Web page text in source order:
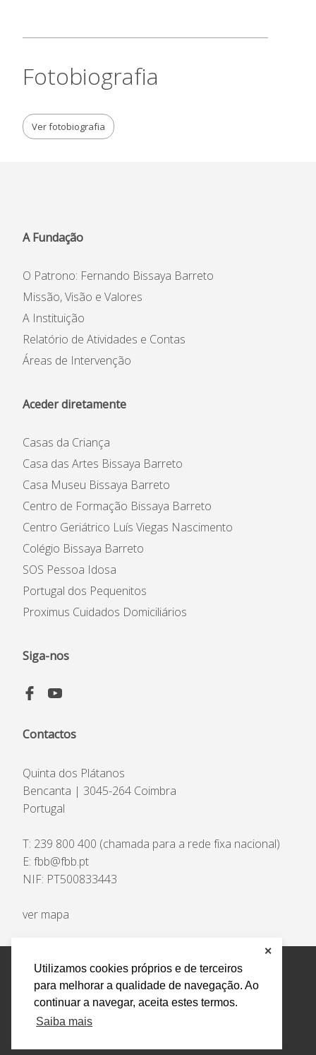
Utilizamos cookies próprios e de terceiros
para melhorar a qualidade de navegação. Ao
continuar a navegar, aceita estes termos.
Saiba mais
✕
Fotobiografia
Ver fotobiografia
A Fundação
O Patrono: Fernando Bissaya Barreto
Missão, Visão e Valores
A Instituição
Relatório de Atividades e Contas
Áreas de Intervenção
Aceder diretamente
Casas da Criança
Casa das Artes Bissaya Barreto
Casa Museu Bissaya Barreto
Centro de Formação Bissaya Barreto
Centro Geriátrico Luís Viegas Nascimento
Colégio Bissaya Barreto
SOS Pessoa Idosa
Portugal dos Pequenitos
Proximus Cuidados Domiciliários
Siga-nos
Contactos
Quinta dos Plátanos
Bencanta | 3045-264 Coimbra
Portugal
T: 239 800 400 (chamada para a rede fixa nacional)
E: fbb@fbb.pt
NIF: PT500833443
ver mapa
Privacidade e Dados Pessoais
Livro Eletrónico de
Reclamações
Canal de Denúncias
Todos os direitos reservados Design by AM. Developed by